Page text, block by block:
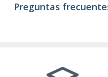
Preguntas